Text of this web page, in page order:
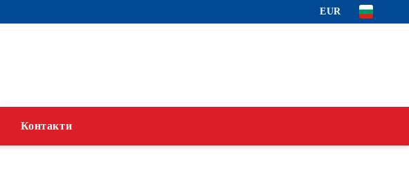
EUR
Контакти